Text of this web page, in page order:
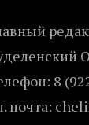
8
почта: